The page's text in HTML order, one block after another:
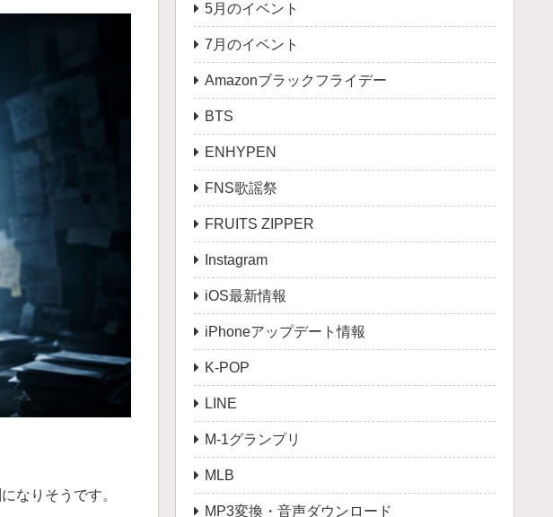
になりそうです。
5月のイベント
7月のイベント
Amazonブラックフライデー
BTS
ENHYPEN
FNS歌謡祭
FRUITS ZIPPER
Instagram
iOS最新情報
iPhoneアップデート情報
K-POP
LINE
M-1グランプリ
MLB
MP3変換・音声ダウンロード